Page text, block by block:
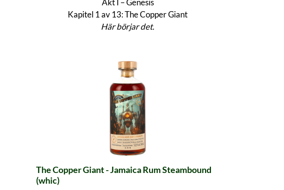
Akt I – Genesis
Kapitel 1 av 13: The Copper Giant
Här börjar det.
The Copper Giant - Jamaica Rum Steambound
(whic)